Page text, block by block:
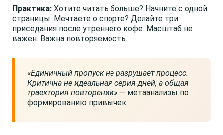
Практика: Хотите читать больше? Начните с одной
страницы. Мечтаете о спорте? Делайте три
приседания после утреннего кофе. Масштаб не
важен. Важна повторяемость.
«Единичный пропуск не разрушает процесс.
Критична не идеальная серия дней, а общая
траектория повторений» — метаанализы по
формированию привычек.